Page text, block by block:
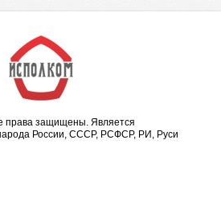
права защищены. Является
России, СССР, РСФСР, РИ, Руси